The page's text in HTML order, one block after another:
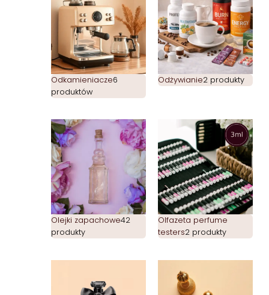
Odkamieniacze6
produktów
Odżywianie2 produkty
Olejki zapachowe42
produkty
Olfazeta perfume
testers2 produkty